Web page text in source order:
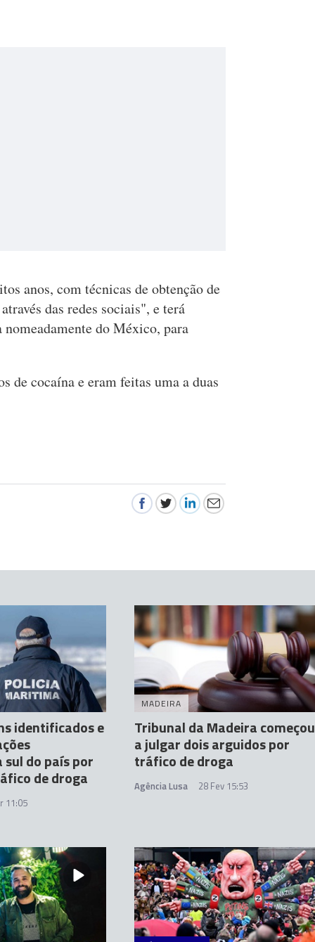
anos, com técnicas de obtenção de
das redes sociais", e terá
do México, para
de cocaína e eram feitas uma a duas
identificados e
do país por
de droga
11:05
MADEIRA
Tribunal da Madeira começou
a julgar dois arguidos por
tráfico de droga
Agência Lusa 28 Fev 15:53